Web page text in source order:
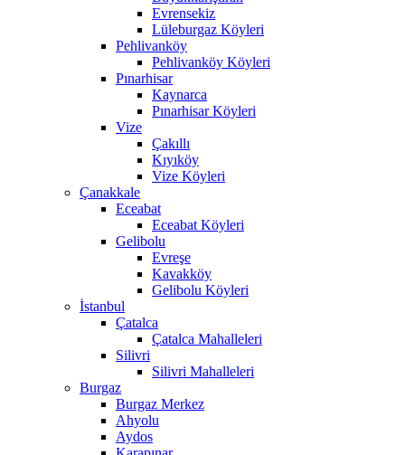
Evrensekiz
Lüleburgaz Köyleri
Pehlivanköy
Pehlivanköy Köyleri
Pınarhisar
Kaynarca
Pınarhisar Köyleri
Vize
Çakıllı
Kıyıköy
Vize Köyleri
Çanakkale
Eceabat
Eceabat Köyleri
Gelibolu
Evreşe
Kavakköy
Gelibolu Köyleri
İstanbul
Çatalca
Çatalca Mahalleleri
Silivri
Silivri Mahalleleri
Burgaz
Burgaz Merkez
Ahyolu
Aydos